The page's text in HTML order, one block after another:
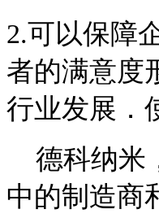
2.可以保障
者的满意度
行业发展．
德科纳米
中的制造商